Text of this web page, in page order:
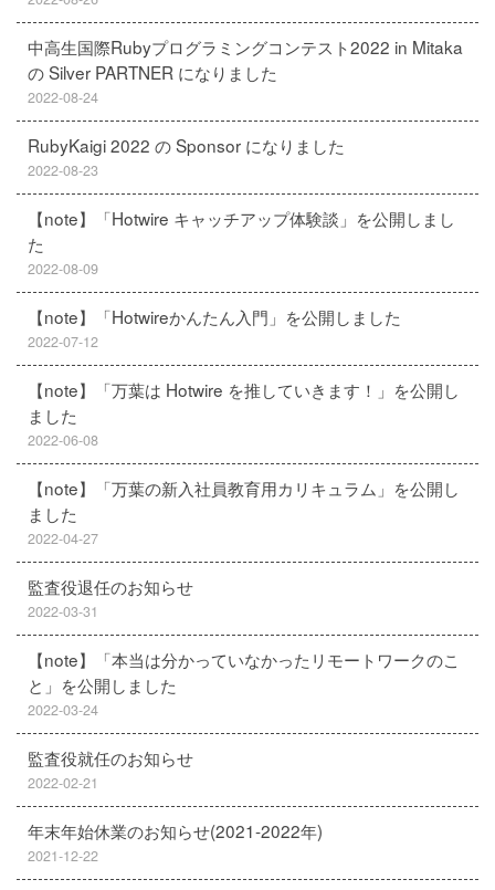
中高生国際Rubyプログラミングコンテスト2022 in Mitaka
の Silver PARTNER になりました
2022-08-24
RubyKaigi 2022 の Sponsor になりました
2022-08-23
【note】「Hotwire キャッチアップ体験談」を公開しまし
た
2022-08-09
【note】「Hotwireかんたん入門」を公開しました
2022-07-12
【note】「万葉は Hotwire を推していきます！」を公開し
ました
2022-06-08
【note】「万葉の新入社員教育用カリキュラム」を公開し
ました
2022-04-27
監査役退任のお知らせ
2022-03-31
【note】「本当は分かっていなかったリモートワークのこ
と」を公開しました
2022-03-24
監査役就任のお知らせ
2022-02-21
年末年始休業のお知らせ(2021-2022年)
2021-12-22